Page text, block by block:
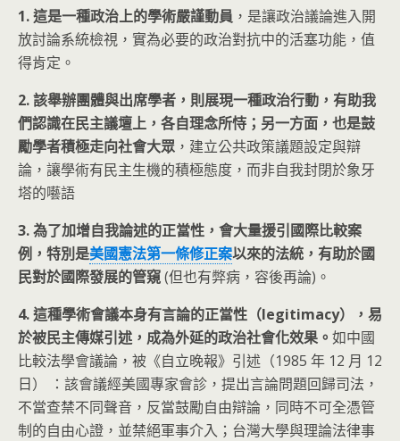
1. 這是一種政治上的學術嚴謹動員 ，是讓政治議論進入開
放討論系統檢視，實為必要的政治對抗中的活塞功能，值
得肯定。
2. 該舉辦團體與出席學者，則展現一種政治行動，有助我
們認識在民主議壇上，各自理念所恃；另一方面，也是鼓
勵學者積極走向社會大眾 ，建立公共政策議題設定與辯
論，讓學術有民主生機的積極態度，而非自我封閉於象牙
塔的囈語
3. 為了加增自我論述的正當性，會大量援引國際比較案
例，特別是美國憲法第一條修正案以來的法統，有助於國
民對於國際發展的管窺(但也有弊病，容後再論)。
4. 這種學術會議本身有言論的正當性（legitimacy），易
於被民主傳媒引述，成為外延的政治社會化效果。 如中國
比較法學會議論，被《自立晚報》引述（1985 年 12 月 12
日） ：該會議經美國專家會診，提出言論問題回歸司法，
不當查禁不同聲音，反當鼓勵自由辯論，同時不可全憑管
制的自由心證，並禁絕軍事介入；台灣大學與理論法律事